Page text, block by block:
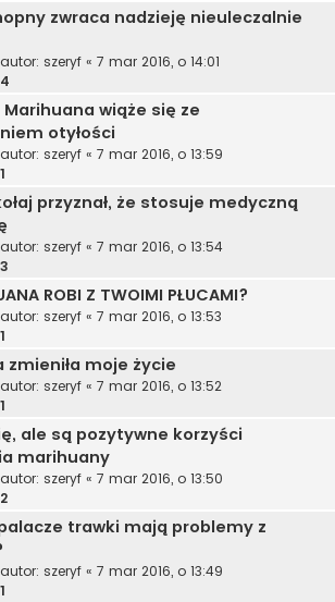
zwraca nadzieję nieuleczalnie
szeryf « 7 mar 2016, o 14:01
4
wiąże się ze
otyłości
szeryf « 7 mar 2016, o 13:59
1
przyznał, że stosuje medyczną
szeryf « 7 mar 2016, o 13:54
3
ROBI Z TWOIMI PŁUCAMI?
szeryf « 7 mar 2016, o 13:53
1
zmieniła moje życie
szeryf « 7 mar 2016, o 13:52
1
ale są pozytywne korzyści
marihuany
szeryf « 7 mar 2016, o 13:50
2
trawki mają problemy z
szeryf « 7 mar 2016, o 13:49
1